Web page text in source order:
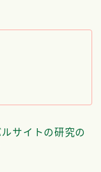
サイトの研究の